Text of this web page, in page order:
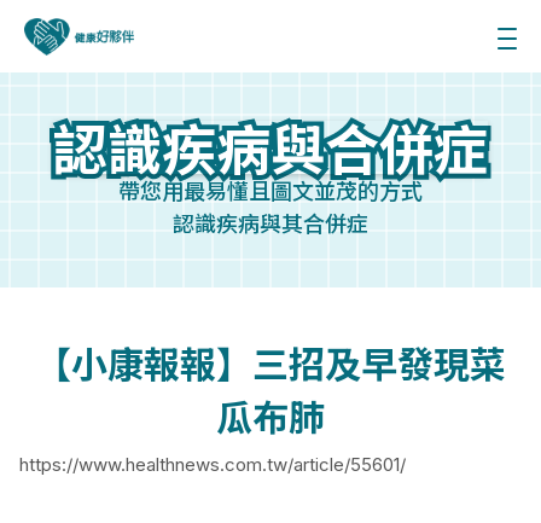
認識疾病與合併症
認識疾病與合併症
帶您用最易懂且圖文並茂的方式
認識疾病與其合併症
【小康報報】三招及早發現菜
瓜布肺
https://www.healthnews.com.tw/article/55601/